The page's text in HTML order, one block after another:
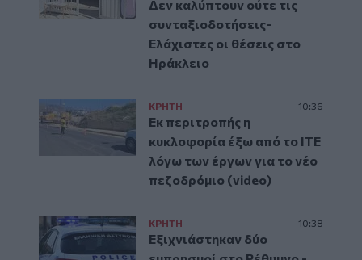
Δεν καλύπτουν ούτε τις
συνταξιοδοτήσεις-
Ελάχιστες οι θέσεις στο
Ηράκλειο
ΚΡΗΤΗ 10:36
Εκ περιτροπής η
κυκλοφορία έξω από το ΙΤΕ
λόγω των έργων για το νέο
πεζοδρόμιο (video)
ΚΡΗΤΗ 10:38
Εξιχνιάστηκαν δύο